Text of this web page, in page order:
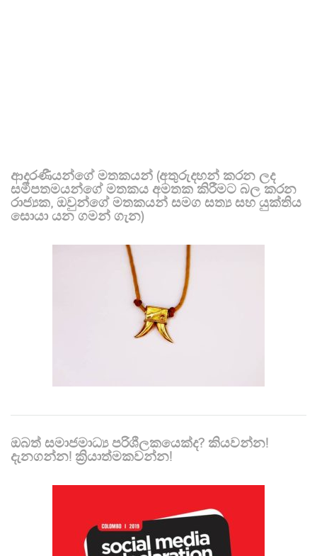
ආදරණීයන්ගේ මතකයන් (අතුරුදහන් කරන ලද
සමීපතමයන්ගේ මතකය අමතක කිරීමට බල කරන
රාජ්‍යක, ඔවුන්ගේ මතකයන් සමග සත්‍ය සහ යුක්තිය
සොයා යන ගමන් ගැන)
ඔබත් සමාජමාධ්‍ය පරිශීලකයෙක්ද? කියවන්න!
දැනගන්න! ක්‍රියාත්මකවන්න!